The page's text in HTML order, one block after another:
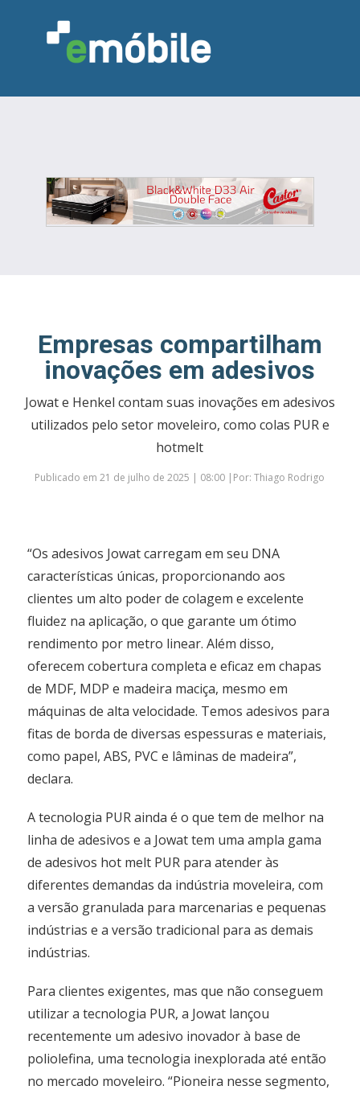
INDÚSTRIA MARCENARIA
DESIGN & DECORAÇÃO
INDICADORES
FEIRAS NOTÍCIAS
Empresas compartilham
inovações em adesivos
Jowat e Henkel contam suas inovações em adesivos
utilizados pelo setor moveleiro, como colas PUR e
hotmelt
Publicado em 21 de julho de 2025 | 08:00 |Por: Thiago Rodrigo
“Os adesivos Jowat carregam em seu DNA
características únicas, proporcionando aos
clientes um alto poder de colagem e excelente
fluidez na aplicação, o que garante um ótimo
rendimento por metro linear. Além disso,
oferecem cobertura completa e eficaz em chapas
de MDF, MDP e madeira maciça, mesmo em
máquinas de alta velocidade. Temos adesivos para
fitas de borda de diversas espessuras e materiais,
como papel, ABS, PVC e lâminas de madeira”,
declara.
A tecnologia PUR ainda é o que tem de melhor na
linha de adesivos e a Jowat tem uma ampla gama
de adesivos hot melt PUR para atender às
diferentes demandas da indústria moveleira, com
a versão granulada para marcenarias e pequenas
indústrias e a versão tradicional para as demais
indústrias.
Para clientes exigentes, mas que não conseguem
utilizar a tecnologia PUR, a Jowat lançou
recentemente um adesivo inovador à base de
poliolefina, uma tecnologia inexplorada até então
no mercado moveleiro. “Pioneira nesse segmento,